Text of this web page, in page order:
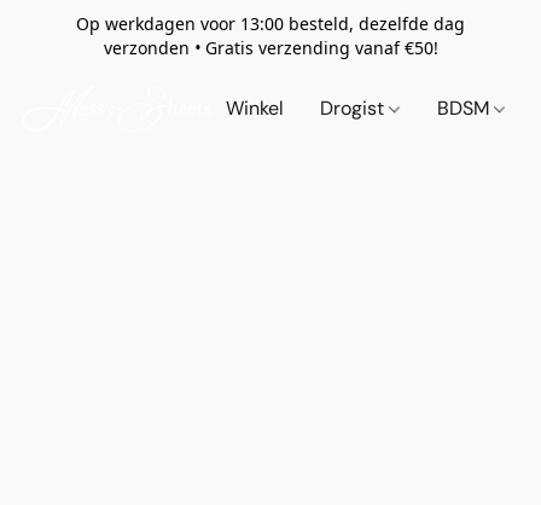
Op werkdagen voor 13:00 besteld, dezelfde dag
verzonden • Gratis verzending vanaf €50!
Winkel Drogist BDSM